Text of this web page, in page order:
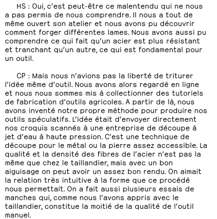
HS : Oui, c’est peut-être ce malentendu qui ne nous
a pas permis de nous comprendre. Il nous a tout de
même ouvert son atelier et nous avons pu découvrir
comment forger différentes lames. Nous avons aussi pu
comprendre ce qui fait qu’un acier est plus résistant
et tranchant qu’un autre, ce qui est fondamental pour
un outil.
CP : Mais nous n’avions pas la liberté de triturer
l’idée même d’outil. Nous avons alors regardé en ligne
et nous nous sommes mis à collectionner des tutoriels
de fabrication d’outils agricoles. A partir de là, nous
avons inventé notre propre méthode pour produire nos
outils spéculatifs. L’idée était d’envoyer directement
nos croquis scannés à une entreprise de découpe à
jet d’eau à haute pression. C’est une technique de
découpe pour le métal ou la pierre assez accessible. La
qualité et la densité des fibres de l’acier n’est pas la
même que chez le taillandier, mais avec un bon
aiguisage on peut avoir un assez bon rendu. On aimait
la relation très intuitive à la forme que ce procédé
nous permettait. On a fait aussi plusieurs essais de
manches qui, comme nous l’avons appris avec le
taillandier, constitue la moitié de la qualité de l’outil
manuel.